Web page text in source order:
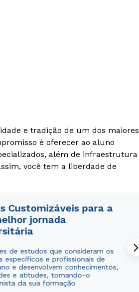
e tradição de um dos maiores
é oferecer ao aluno
além de infraestrutura
você tem a liberdade de
Customizáveis para a
jornada
de estudos que consideram os
específicos e profissionais de
e desenvolvem conhecimentos,
e atitudes, tornando-o
da sua formação
ou
de acordo com aPolítica de Privacidade.
ou
de acordo com aPolítica de Privacidade.